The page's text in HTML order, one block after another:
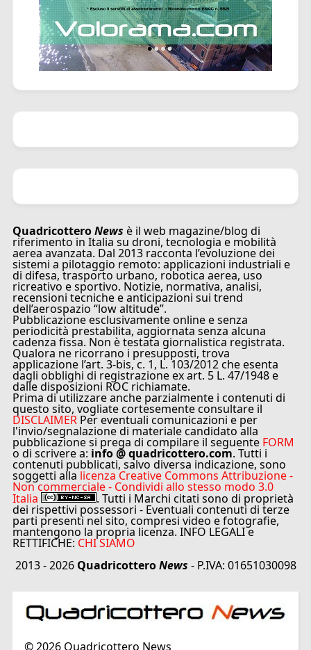
QuadricotteroNews è il web magazine/blog di
riferimento in Italia su droni, tecnologia e mobilità
aerea avanzata. Dal 2013 racconta l’evoluzione dei
sistemi a pilotaggio remoto: applicazioni industriali e
di difesa, trasporto urbano, robotica aerea, uso
ricreativo e sportivo. Notizie, normativa, analisi,
recensioni tecniche e anticipazioni sui trend
dell’aerospazio “low altitude”.
Pubblicazione esclusivamente online e senza
periodicità prestabilita, aggiornata senza alcuna
cadenza fissa. Non è testata giornalistica registrata.
Qualora ne ricorrano i presupposti, trova
applicazione l’art. 3-bis, c. 1, L. 103/2012 che esenta
dagli obblighi di registrazione ex art. 5 L. 47/1948 e
dalle disposizioni ROC richiamate.
Prima di utilizzare anche parzialmente i contenuti di
questo sito, vogliate cortesemente consultare il
DISCLAIMER Per eventuali comunicazioni e per
l'invio/segnalazione di materiale candidato alla
pubblicazione si prega di compilare il seguente FORM
o di scrivere a: info @ quadricottero.com. Tutti i
contenuti pubblicati, salvo diversa indicazione, sono
soggetti alla licenza Creative Commons Attribuzione -
Non commerciale - Condividi allo stesso modo 3.0
Italia . Tutti i Marchi citati sono di proprietà
dei rispettivi possessori - Eventuali contenuti di terze
parti presenti nel sito, compresi video e fotografie,
mantengono la propria licenza. INFO LEGALI e
RETTIFICHE: CHI SIAMO
2013 - 2026 QuadricotteroNews - P.IVA: 01651030098
© 2026Quadricottero News